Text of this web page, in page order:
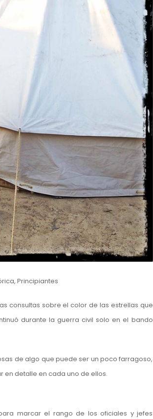
, Principiantes
consultas sobre el color de las estrellas que
durante la guerra civil solo en el bando
de algo que puede ser un poco farragoso,
en detalle en cada uno de ellos.
marcar el rango de los oficiales y jefes